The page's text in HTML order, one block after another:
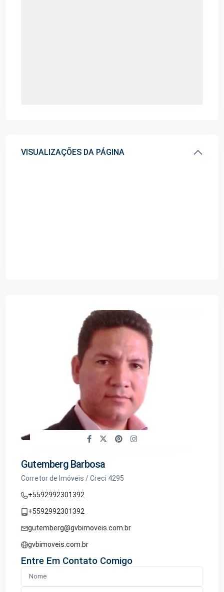
VISUALIZAÇÕES DA PÁGINA
Gutemberg Barbosa
Corretor de Imóveis / Creci 4295
+5592992301392
+5592992301392
gutemberg@gvbimoveis.com.br
gvbimoveis.com.br
Entre Em Contato Comigo